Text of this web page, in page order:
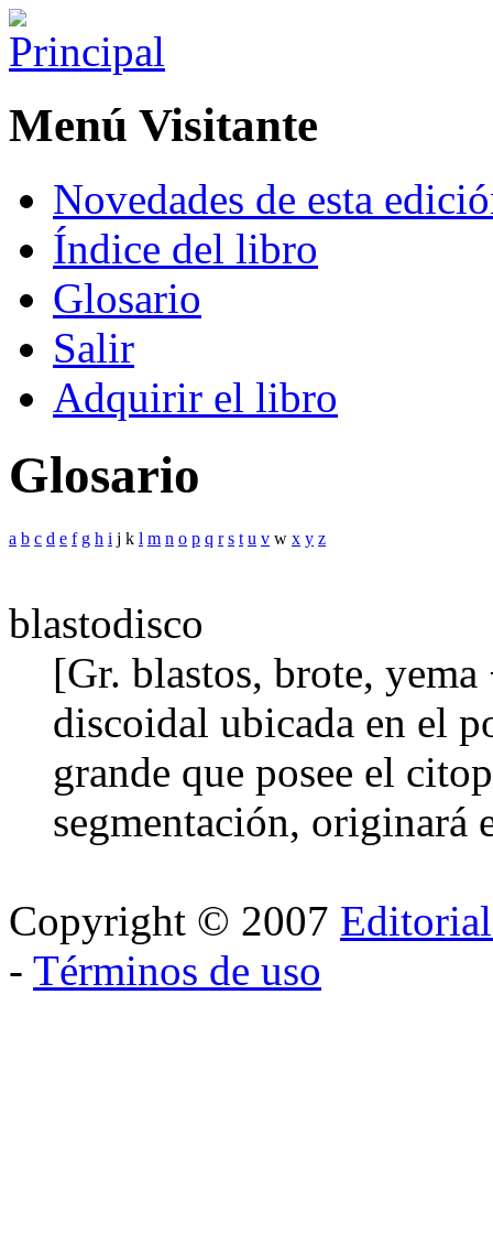
Menú Visitante
Novedades de esta
Índice del libro
Glosario
Salir
Adquirir el libro
Glosario
a b c d e f g h i j k l m n o p q r s t u v w x y z
blastodisco
[Gr. blastos, brote,
discoidal ubicada en el
grande que posee el
segmentación, originará
Copyright © 2007
- Términos de uso